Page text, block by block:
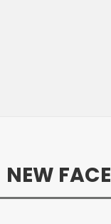
NEW FACE